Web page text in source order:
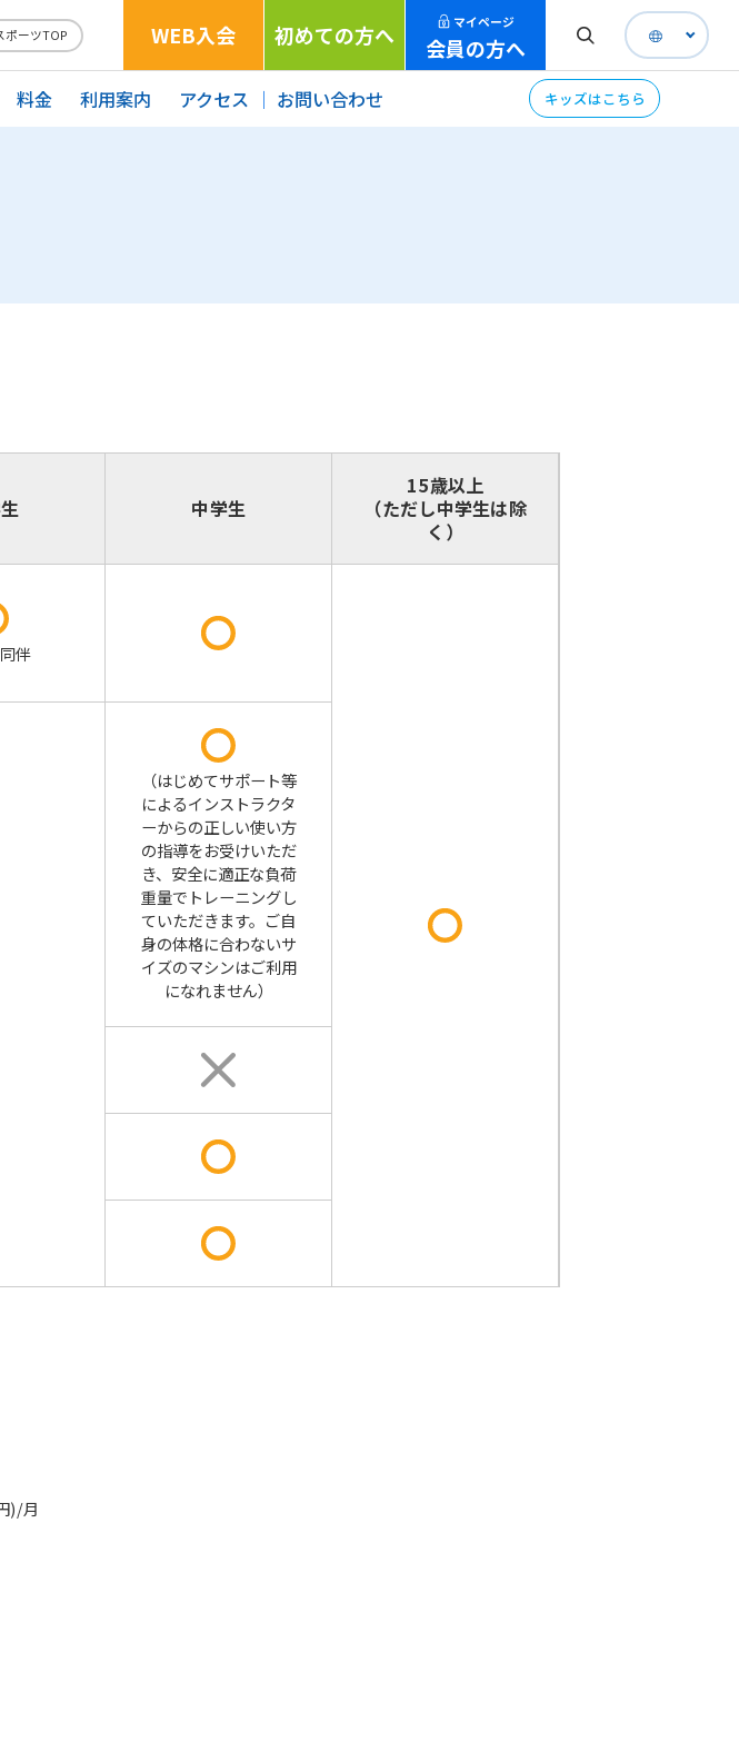
ポーツTOP WEB入会 初めての方へ マイページ
会員の方へ
料金 利用案内 アクセス お問い合わせ キッズはこちら
中学生
15歳以上
（ただし中学生は除
く）
伴
（はじめてサポート等
によるインストラクタ
ーからの正しい使い方
の指導をお受けいただ
き、安全に適正な負荷
重量でトレーニングし
ていただきます。ご自
身の体格に合わないサ
イズのマシンはご利用
になれません）
)/月